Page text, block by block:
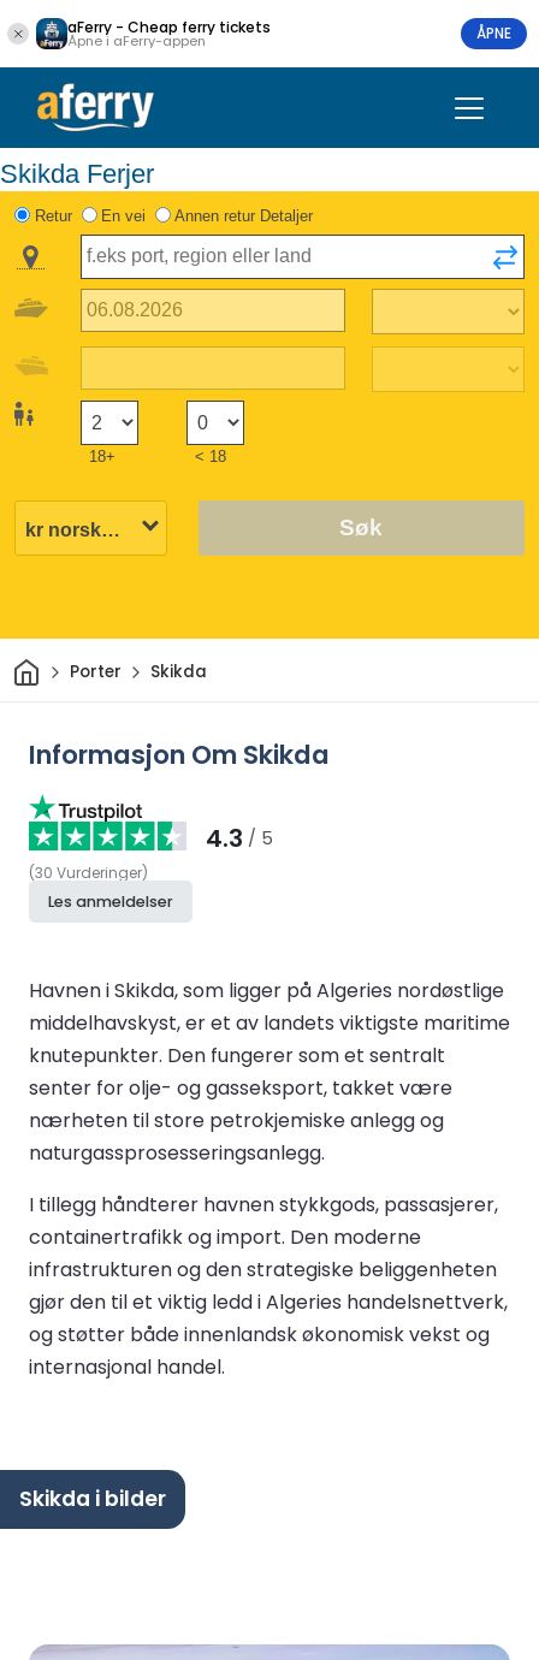
aFerry - Cheap ferry tickets
Åpne i aFerry-appen ÅPNE
Skikda Ferjer
Retur En vei Annen retur Detaljer
18+ < 18
Søk
HjemPorter Skikda
Informasjon Om Skikda
4.3 / 5
(30 Vurderinger)
Les anmeldelser
Havnen i Skikda, som ligger på Algeries nordøstlige
middelhavskyst, er et av landets viktigste maritime
knutepunkter. Den fungerer som et sentralt
senter for olje- og gasseksport, takket være
nærheten til store petrokjemiske anlegg og
naturgassprosesseringsanlegg.
I tillegg håndterer havnen stykkgods, passasjerer,
containertrafikk og import. Den moderne
infrastrukturen og den strategiske beliggenheten
gjør den til et viktig ledd i Algeries handelsnettverk,
og støtter både innenlandsk økonomisk vekst og
internasjonal handel.
Skikda i bilder